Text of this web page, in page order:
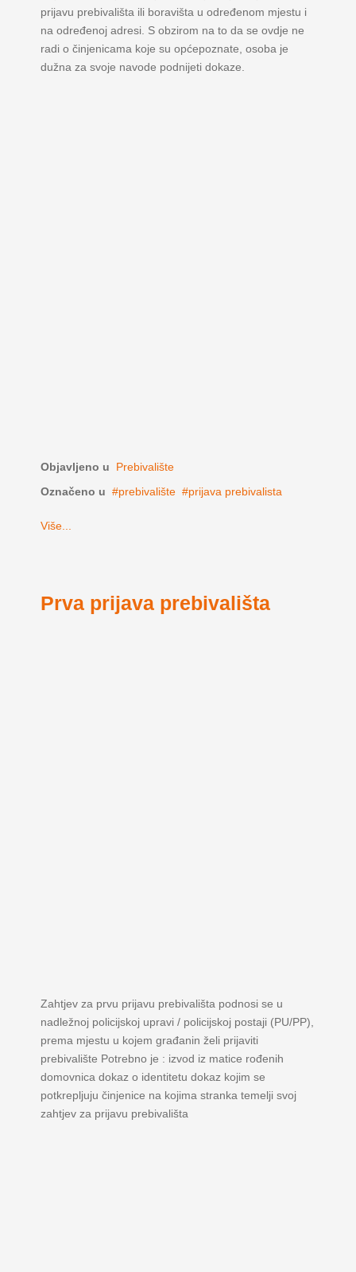
prijavu prebivališta ili boravišta u određenom mjestu i
na određenoj adresi. S obzirom na to da se ovdje ne
radi o činjenicama koje su općepoznate, osoba je
dužna za svoje navode podnijeti dokaze.
Objavljeno u
Prebivalište
Označeno u
prebivalište prijava prebivalista
Više...
Prva prijava prebivališta
Zahtjev za prvu prijavu prebivališta podnosi se u
nadležnoj policijskoj upravi / policijskoj postaji (PU/PP),
prema mjestu u kojem građanin želi prijaviti
prebivalište Potrebno je : izvod iz matice rođenih
domovnica dokaz o identitetu dokaz kojim se
potkrepljuju činjenice na kojima stranka temelji svoj
zahtjev za prijavu prebivališta